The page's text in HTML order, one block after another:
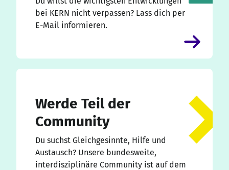
bei KERN nicht verpassen? Lass dich per
E-Mail informieren.
Werde Teil der
Community
Du suchst Gleichgesinnte, Hilfe und
Austausch? Unsere bundesweite,
interdisziplinäre Community ist auf dem